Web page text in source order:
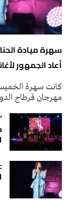
سهرة ميادة
أعاد الجمهور
مهرجان قرطاج
21